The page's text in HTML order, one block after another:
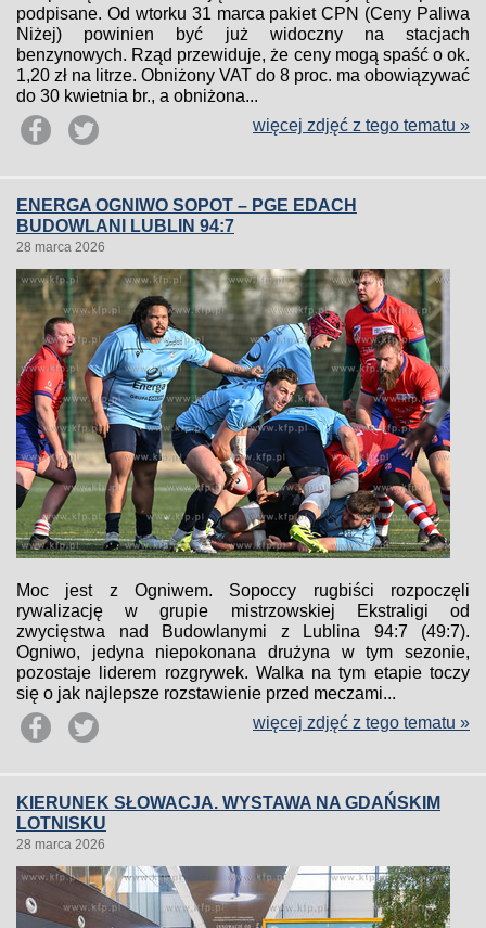
podpisane. Od wtorku 31 marca pakiet CPN (Ceny Paliwa
Niżej) powinien być już widoczny na stacjach
benzynowych. Rząd przewiduje, że ceny mogą spaść o ok.
1,20 zł na litrze. Obniżony VAT do 8 proc. ma obowiązywać
do 30 kwietnia br., a obniżona...
więcej zdjęć z tego tematu »
ENERGA OGNIWO SOPOT – PGE EDACH
BUDOWLANI LUBLIN 94:7
28 marca 2026
Moc jest z Ogniwem. Sopoccy rugbiści rozpoczęli
rywalizację w grupie mistrzowskiej Ekstraligi od
zwycięstwa nad Budowlanymi z Lublina 94:7 (49:7).
Ogniwo, jedyna niepokonana drużyna w tym sezonie,
pozostaje liderem rozgrywek. Walka na tym etapie toczy
się o jak najlepsze rozstawienie przed meczami...
więcej zdjęć z tego tematu »
KIERUNEK SŁOWACJA. WYSTAWA NA GDAŃSKIM
LOTNISKU
28 marca 2026